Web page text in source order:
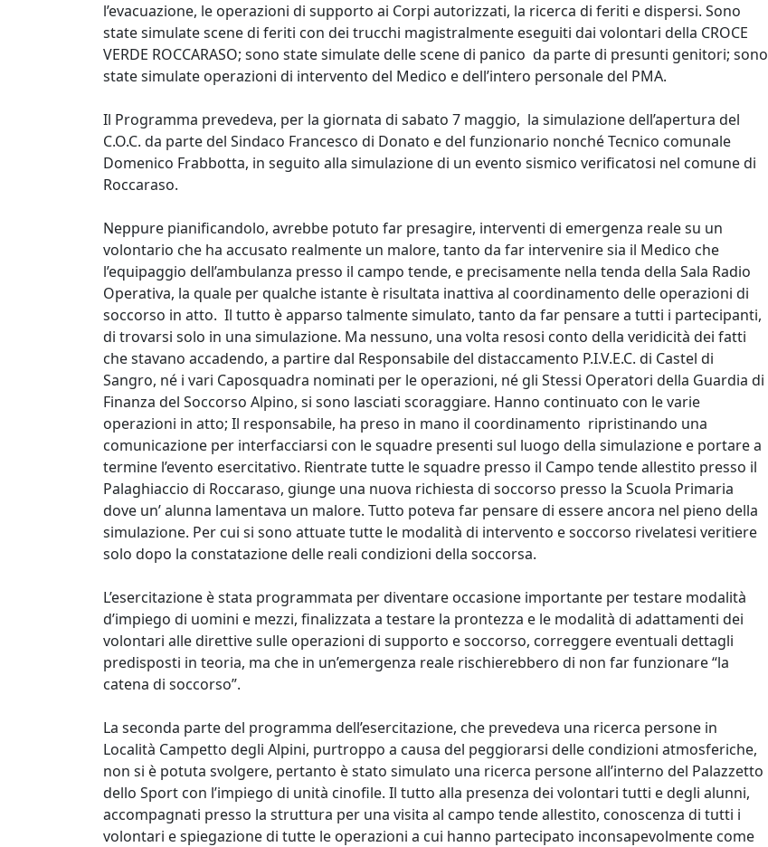
l’evacuazione, le operazioni di supporto ai Corpi autorizzati, la ricerca di feriti e dispersi. Sono
state simulate scene di feriti con dei trucchi magistralmente eseguiti dai volontari della CROCE
VERDE ROCCARASO; sono state simulate delle scene di panico da parte di presunti genitori; sono
state simulate operazioni di intervento del Medico e dell’intero personale del PMA.
Il Programma prevedeva, per la giornata di sabato 7 maggio, la simulazione dell’apertura del
C.O.C. da parte del Sindaco Francesco di Donato e del funzionario nonché Tecnico comunale
Domenico Frabbotta, in seguito alla simulazione di un evento sismico verificatosi nel comune di
Roccaraso.
Neppure pianificandolo, avrebbe potuto far presagire, interventi di emergenza reale su un
volontario che ha accusato realmente un malore, tanto da far intervenire sia il Medico che
l’equipaggio dell’ambulanza presso il campo tende, e precisamente nella tenda della Sala Radio
Operativa, la quale per qualche istante è risultata inattiva al coordinamento delle operazioni di
soccorso in atto. Il tutto è apparso talmente simulato, tanto da far pensare a tutti i partecipanti,
di trovarsi solo in una simulazione. Ma nessuno, una volta resosi conto della veridicità dei fatti
che stavano accadendo, a partire dal Responsabile del distaccamento P.I.V.E.C. di Castel di
Sangro, né i vari Caposquadra nominati per le operazioni, né gli Stessi Operatori della Guardia di
Finanza del Soccorso Alpino, si sono lasciati scoraggiare. Hanno continuato con le varie
operazioni in atto; Il responsabile, ha preso in mano il coordinamento ripristinando una
comunicazione per interfacciarsi con le squadre presenti sul luogo della simulazione e portare a
termine l’evento esercitativo. Rientrate tutte le squadre presso il Campo tende allestito presso il
Palaghiaccio di Roccaraso, giunge una nuova richiesta di soccorso presso la Scuola Primaria
dove un’ alunna lamentava un malore. Tutto poteva far pensare di essere ancora nel pieno della
simulazione. Per cui si sono attuate tutte le modalità di intervento e soccorso rivelatesi veritiere
solo dopo la constatazione delle reali condizioni della soccorsa.
L’esercitazione è stata programmata per diventare occasione importante per testare modalità
d’impiego di uomini e mezzi, finalizzata a testare la prontezza e le modalità di adattamenti dei
volontari alle direttive sulle operazioni di supporto e soccorso, correggere eventuali dettagli
predisposti in teoria, ma che in un’emergenza reale rischierebbero di non far funzionare “la
catena di soccorso”.
La seconda parte del programma dell’esercitazione, che prevedeva una ricerca persone in
Località Campetto degli Alpini, purtroppo a causa del peggiorarsi delle condizioni atmosferiche,
non si è potuta svolgere, pertanto è stato simulato una ricerca persone all’interno del Palazzetto
dello Sport con l’impiego di unità cinofile. Il tutto alla presenza dei volontari tutti e degli alunni,
accompagnati presso la struttura per una visita al campo tende allestito, conoscenza di tutti i
volontari e spiegazione di tutte le operazioni a cui hanno partecipato inconsapevolmente come